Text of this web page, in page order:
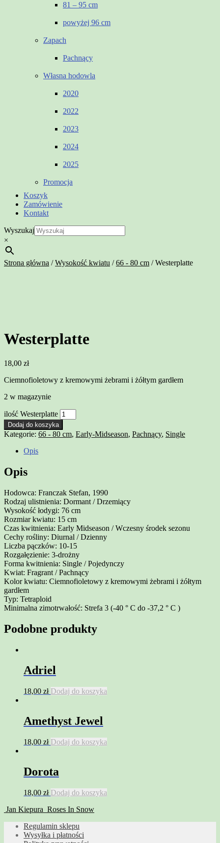
81 – 95 cm
powyżej 96 cm
Zapach
Pachnący
Własna hodowla
2020
2022
2023
2024
2025
Promocja
Koszyk
Zamówienie
Kontakt
Wyszukaj
×
Strona główna /Wysokość kwiatu /66 - 80 cm /Westerplatte
Westerplatte
18,00 zł
Ciemnofioletowy z kremowymi żebrami i żółtym gardłem
2 w magazynie
ilość Westerplatte
Dodaj do koszyka
Kategorie: 66 - 80 cm, Early-Midseason, Pachnący, Single
Opis
Opis
Hodowca: Franczak Stefan, 1990
Rodzaj ulistnienia: Dormant / Drzemiący
Wysokość łodygi: 76 cm
Rozmiar kwiatu: 15 cm
Czas kwitnienia: Early Midseason / Wczesny środek sezonu
Cechy rośliny: Diurnal / Dzienny
Liczba pączków: 10-15
Rozgałęzienie: 3-drożny
Forma kwitnienia: Single / Pojedynczy
Kwiat: Fragrant / Pachnący
Kolor kwiatu: Ciemnofioletowy z kremowymi żebrami i żółtym
gardłem
Typ: Tetraploid
Minimalna zimotrwałość: Strefa 3 (-40 ° C do -37,2 ° C )
Podobne produkty
Adriel
18,00 zł Dodaj do koszyka
Amethyst Jewel
18,00 zł Dodaj do koszyka
Dorota
18,00 zł Dodaj do koszyka
Jan Kiepura Roses In Snow
Regulamin sklepu
Wysyłka i płatności